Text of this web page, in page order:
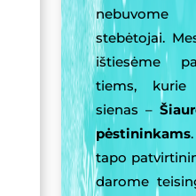
stebėtojai.
ištiesėme
tiems, kurie
sienas –
pėstininkams
tapo
darome